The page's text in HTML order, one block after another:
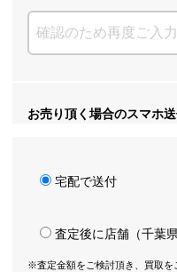
お売り頂く場合のスマホ
宅配で送付
査定後に店舗（千葉
※査定金額をご検討頂き、買取を